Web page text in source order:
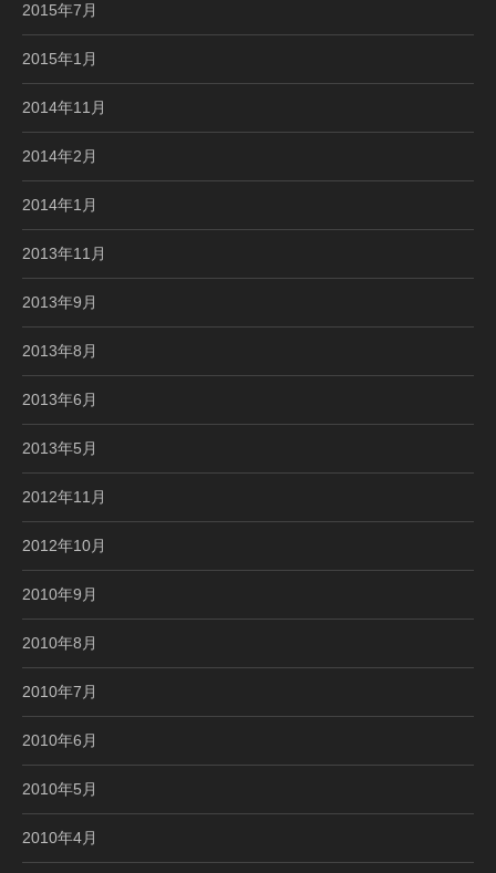
2015年7月
2015年1月
2014年11月
2014年2月
2014年1月
2013年11月
2013年9月
2013年8月
2013年6月
2013年5月
2012年11月
2012年10月
2010年9月
2010年8月
2010年7月
2010年6月
2010年5月
2010年4月